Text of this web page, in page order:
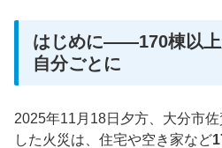
はじめに――170棟以上
自分ごとに
2025年11月18日夕方、大分市
した火災は、住宅や空き家など